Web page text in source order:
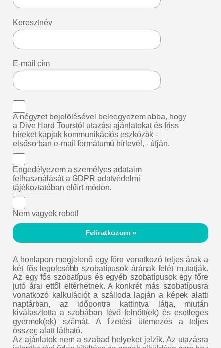
Keresztnév
E-mail cím
A négyzet bejelölésével beleegyezem abba, hogy
a Dive Hard Tourstól utazási ajánlatokat és friss
híreket kapjak kommunikációs eszközök -
elsősorban e-mail formátumú hírlevél, - útján.
Engedélyezem a személyes adataim
felhasználását aGDPR adatvédelmi
tájékoztatóban előírt módon.
Nem vagyok robot!
Feliratkozom »
A honlapon megjelenő egy főre vonatkozó teljes árak a
két fős legolcsóbb szobatípusok árának felét mutatják.
Az egy fős szobatípus és egyéb szobatípusok egy főre
jutó árai ettől eltérhetnek. A konkrét más szobatípusra
vonatkozó kalkulációt a szálloda lapján a képek alatti
naptárban, az időpontra kattintva látja, miután
kiválasztotta a szobában lévő felnőtt(ek) és esetleges
gyermek(ek) számát. A fizetési ütemezés a teljes
összeg alatt látható.
Az ajánlatok nem a szabad helyeket jelzik. Az utazásra